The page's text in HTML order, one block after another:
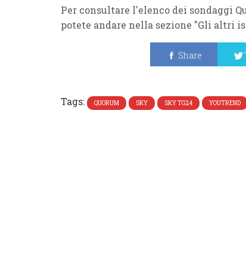
Per consultare l'elenco dei sondaggi
potete andare nella sezione "Gli altri
Share
Tags: QUORUM SKY SKY TG24 YOUTREND